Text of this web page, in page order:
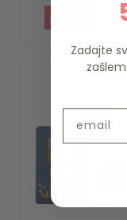
Zadajte